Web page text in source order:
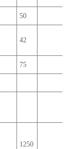
50
42
75
1250